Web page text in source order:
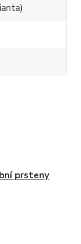
prsteny